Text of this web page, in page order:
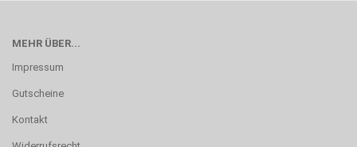
MEHR ÜBER...
Impressum
Gutscheine
Kontakt